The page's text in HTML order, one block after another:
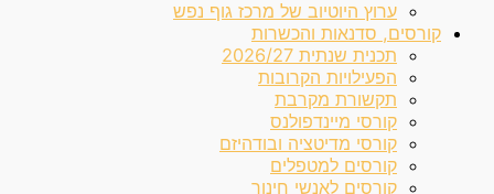
ערוץ היוטיוב של מרכז גוף נפש
קורסים, סדנאות והכשרות
תכנית שנתית 2026/27
הפעילויות הקרובות
תקשורת מקרבת
קורסי מיינדפולנס
קורסי מדיטציה ובודהיזם
קורסים למטפלים
קורסים לאנשי חינוך